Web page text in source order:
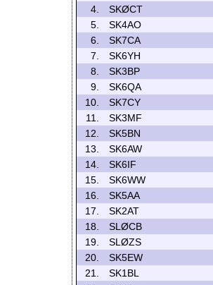
4.
SKØCT
5.
SK4AO
6.
SK7CA
7.
SK6YH
8.
SK3BP
9.
SK6QA
10.
SK7CY
11.
SK3MF
12.
SK5BN
13.
SK6AW
14.
SK6IF
15.
SK6WW
16.
SK5AA
17.
SK2AT
18.
SLØCB
19.
SLØZS
20.
SK5EW
21.
SK1BL